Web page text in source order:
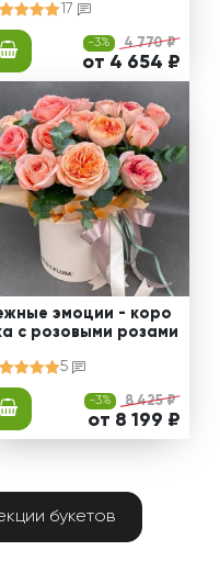
17
-3% 4 770 ₽
от 4 654 ₽
эмоции - коро
с розовыми розами
5
-3% 8 425 ₽
от 8 199 ₽
букетов